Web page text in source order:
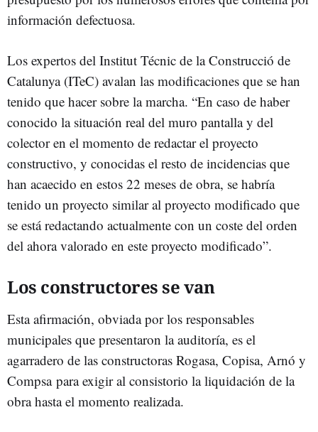
información defectuosa.
Los expertos del Institut Técnic de la Construcció de
Catalunya (ITeC) avalan las modificaciones que se han
tenido que hacer sobre la marcha. “En caso de haber
conocido la situación real del muro pantalla y del
colector en el momento de redactar el proyecto
constructivo, y conocidas el resto de incidencias que
han acaecido en estos 22 meses de obra, se habría
tenido un proyecto similar al proyecto modificado que
se está redactando actualmente con un coste del orden
del ahora valorado en este proyecto modificado”.
Los constructores se van
Esta afirmación, obviada por los responsables
municipales que presentaron la auditoría, es el
agarradero de las constructoras Rogasa, Copisa, Arnó y
Compsa para exigir al consistorio la liquidación de la
obra hasta el momento realizada.